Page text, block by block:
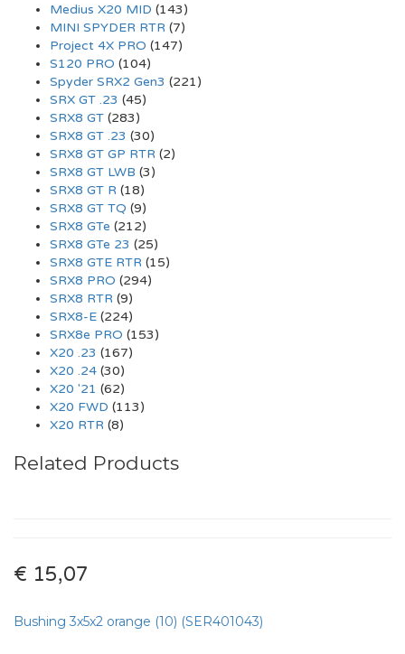
Medius X20 MID (143)
MINI SPYDER RTR (7)
Project 4X PRO (147)
S120 PRO (104)
Spyder SRX2 Gen3 (221)
SRX GT .23 (45)
SRX8 GT (283)
SRX8 GT .23 (30)
SRX8 GT GP RTR (2)
SRX8 GT LWB (3)
SRX8 GT R (18)
SRX8 GT TQ (9)
SRX8 GTe (212)
SRX8 GTe 23 (25)
SRX8 GTE RTR (15)
SRX8 PRO (294)
SRX8 RTR (9)
SRX8-E (224)
SRX8e PRO (153)
X20 .23 (167)
X20 .24 (30)
X20 '21 (62)
X20 FWD (113)
X20 RTR (8)
Related Products
€ 15,07
Bushing 3x5x2 orange (10) (SER401043)